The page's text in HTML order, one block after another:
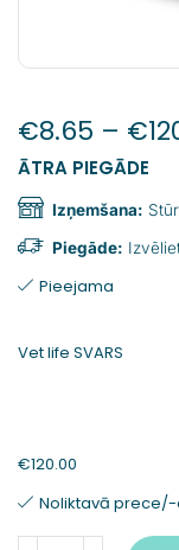
€8.65 – €
ĀTRA PIEGĀDE
Izņemšana:
Piegāde:
Pieejama
Vet life SVARS
€120.00
Noliktavā